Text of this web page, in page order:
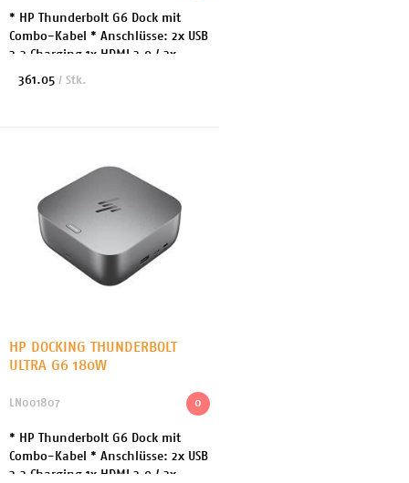
* HP Thunderbolt G6 Dock mit
Combo-Kabel * Anschlüsse: 2x USB
3.2 Charging 1x HDMI 2.0 / 2x
DisplayPort 1x Netzwerk 3x USB-C
361.05 / Stk.
HP DOCKING THUNDERBOLT
ULTRA G6 180W
0
LN001807
* HP Thunderbolt G6 Dock mit
Combo-Kabel * Anschlüsse: 2x USB
3.2 Charging 1x HDMI 2.0 / 2x